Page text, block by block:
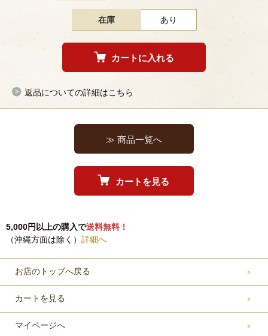
在庫 あり
返品についての詳細はこちら
≫ 商品一覧へ
カートを見る
5,000円以上の購入で送料無料！
（沖縄方面は除く） 詳細へ
お店のトップへ戻る
カートを見る
マイページへ